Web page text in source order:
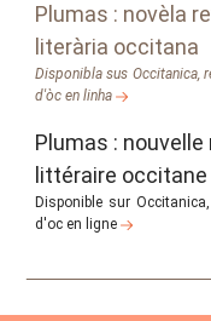
Plumas : novèla
literària occitana
Disponibla sus Occitanica,
d'òc en linha
Plumas : nouvelle
littéraire occitane
Disponible sur
d'oc en ligne